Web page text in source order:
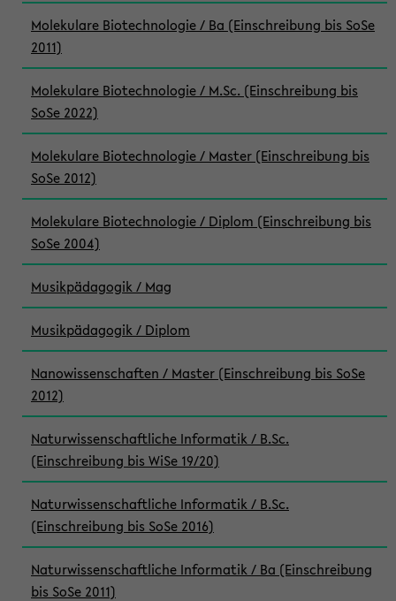
Molekulare Biotechnologie / Ba (Einschreibung bis SoSe
2011)
Molekulare Biotechnologie / M.Sc. (Einschreibung bis
SoSe 2022)
Molekulare Biotechnologie / Master (Einschreibung bis
SoSe 2012)
Molekulare Biotechnologie / Diplom (Einschreibung bis
SoSe 2004)
Musikpädagogik / Mag
Musikpädagogik / Diplom
Nanowissenschaften / Master (Einschreibung bis SoSe
2012)
Naturwissenschaftliche Informatik / B.Sc.
(Einschreibung bis WiSe 19/20)
Naturwissenschaftliche Informatik / B.Sc.
(Einschreibung bis SoSe 2016)
Naturwissenschaftliche Informatik / Ba (Einschreibung
bis SoSe 2011)